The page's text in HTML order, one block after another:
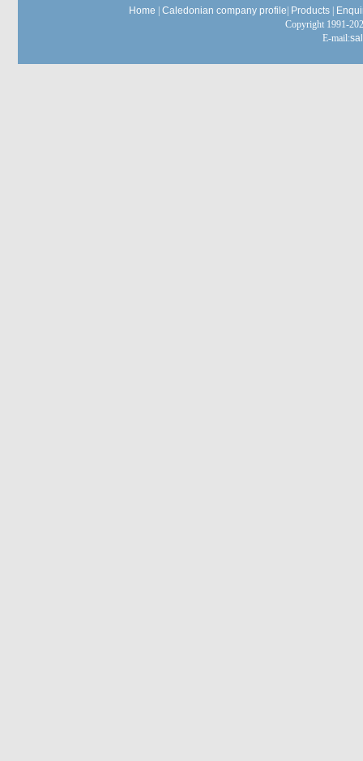
Home Caledonian company profile Products
Copyright 1991-
E-mail: